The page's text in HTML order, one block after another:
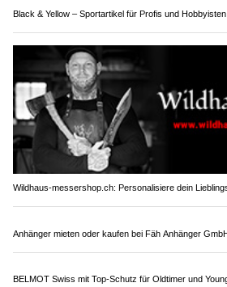
über die Seestrecke umgeleitet.
Weiterlesen
Black & Yellow – Sportartikel für Profis und Hobbyisten